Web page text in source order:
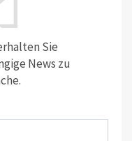
Sie
News zu